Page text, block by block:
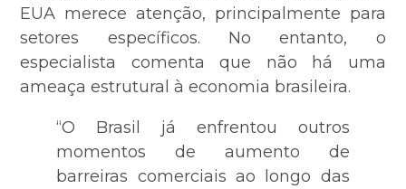
EUA merece atenção, principalmente para
setores específicos. No entanto, o
especialista comenta que não há uma
ameaça estrutural à economia brasileira.
“O Brasil já enfrentou outros
momentos de aumento de
barreiras comerciais ao longo das